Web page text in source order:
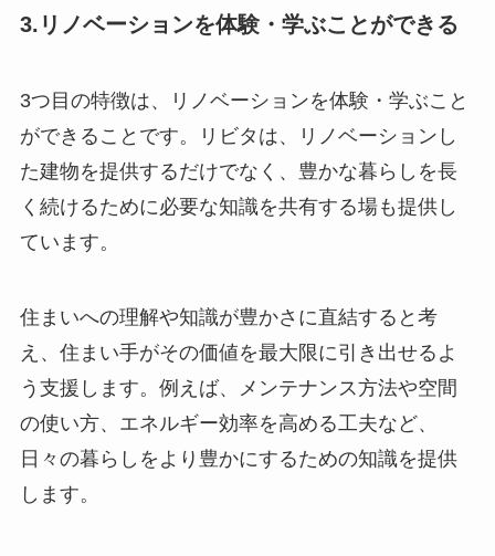
3.リノベーションを体験・学ぶことができる
3つ目の特徴は、リノベーションを体験・学ぶこと
ができることです。リビタは、リノベーションし
た建物を提供するだけでなく、豊かな暮らしを長
く続けるために必要な知識を共有する場も提供し
ています。
住まいへの理解や知識が豊かさに直結すると考
え、住まい手がその価値を最大限に引き出せるよ
う支援します。例えば、メンテナンス方法や空間
の使い方、エネルギー効率を高める工夫など、
日々の暮らしをより豊かにするための知識を提供
します。